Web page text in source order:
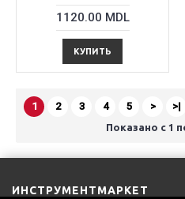
1120.00 MDL
КУПИТЬ
1 2 3 4 5 > >|
Показано с 1
ИНСТРУМЕНТМАРКЕТ